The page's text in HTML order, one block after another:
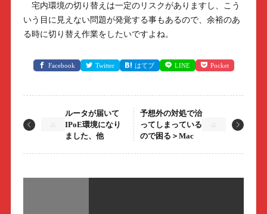
宅内環境の切り替えは一定のリスクがありますし、こう
いう目に見えない問題が発覚する事もあるので、余裕のあ
る時に切り替え作業をしたいですよね。
Facebook Twitter はてブ LINE Pocket
ルータが届いて
IPoE環境になり
ました、他
予想外の対処で治
ってしまっている
ので困る＞Mac